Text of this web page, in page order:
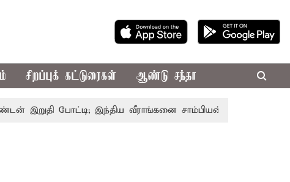
சிறப்புக் கட்டுரைகள் ஆண்டு சந்தா
போட்டி; இந்திய வீராங்கனை சாம்பியன் பட்டம் வென்றார்